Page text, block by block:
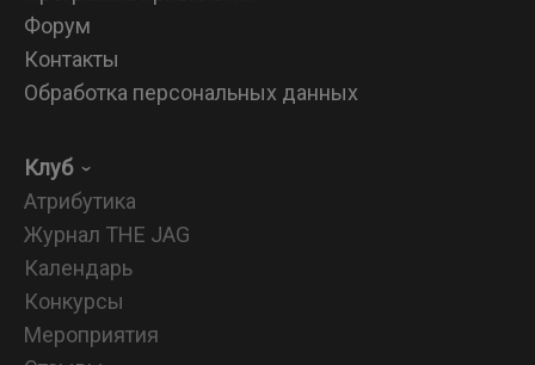
Форум
Контакты
Обработка персональных данных
Клуб
Атрибутика
Журнал THE JAG
Календарь
Конкурсы
Мероприятия